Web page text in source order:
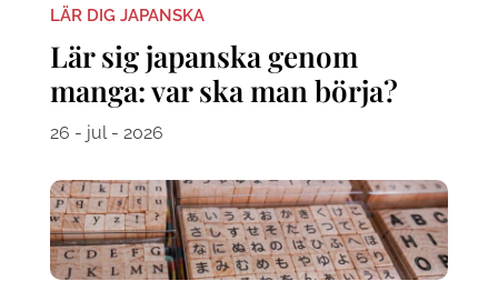
LÄR DIG JAPANSKA
Lär sig japanska genom
manga: var ska man börja?
26 - jul - 2026